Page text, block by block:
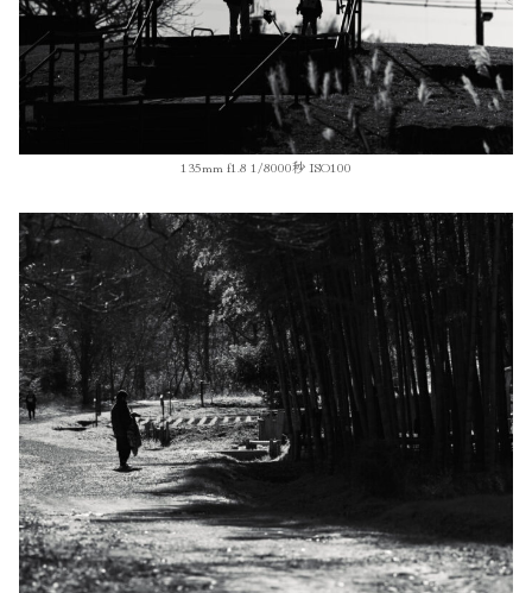
135mm f1.8 1/8000秒 ISO100